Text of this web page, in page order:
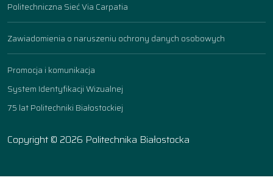
Politechniczna Sieć Via Carpatia
Zawiadomienia o naruszeniu ochrony danych osobowych
Promocja i komunikacja
System Identyfikacji Wizualnej
75 lat Politechniki Białostockiej
Copyright © 2026 Politechnika Białostocka